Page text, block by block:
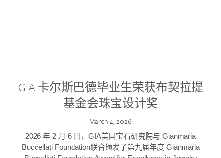
GIA 卡尔斯巴德毕业生荣获布契拉提
基金会珠宝设计奖
March 4, 2026
2026 年 2 月 6 日，GIA美国宝石研究院与 Gianmaria
Buccellati Foundation联合颁发了第九届年度 Gianmaria